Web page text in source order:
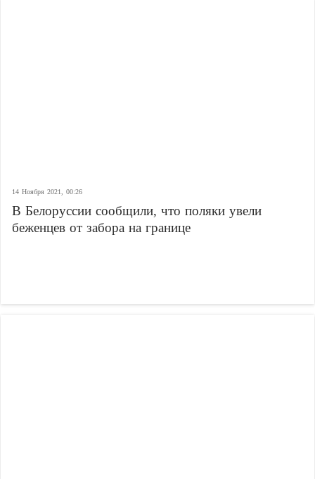
14 Ноября 2021, 00:26
В Белоруссии сообщили, что поляки увели
беженцев от забора на границе